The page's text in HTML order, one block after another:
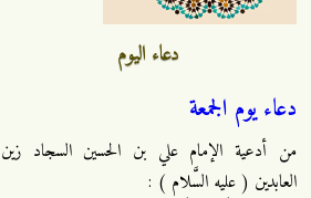
دعاء اليوم
دعاء يوم الجمعة
من أدعية الإمام علي بن الحسين السجاد زين
العابدين ( عليه السَّلام ) :